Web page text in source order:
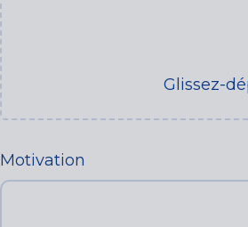
Glissez-
Motivation